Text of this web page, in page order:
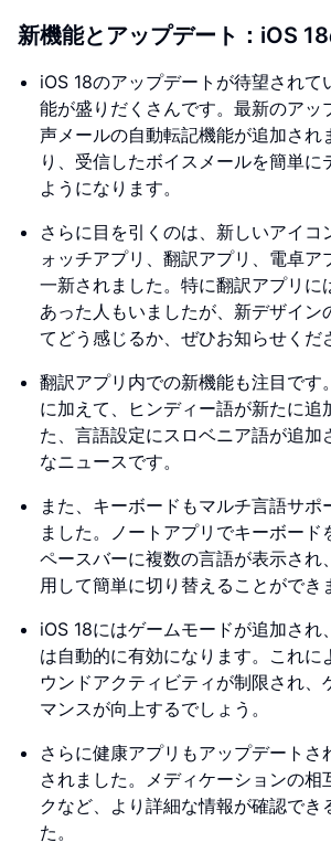
新機能とアップデート：iOS
iOS 18のアップデートが待望されて
能が盛りだくさんです。最新のアッ
声メールの自動転記機能が追加され
り、受信したボイスメールを簡単に
ようになります。
さらに目を引くのは、新しいアイコ
ォッチアプリ、翻訳アプリ、電卓ア
一新されました。特に翻訳アプリに
あった人もいましたが、新デザイン
てどう感じるか、ぜひお知らせくだ
翻訳アプリ内での新機能も注目です
に加えて、ヒンディー語が新たに追
た、言語設定にスロベニア語が追加
なニュースです。
また、キーボードもマルチ言語サポ
ました。ノートアプリでキーボード
ペースバーに複数の言語が表示さ
用して簡単に切り替えることができ
iOS 18にはゲームモードが追加され
は自動的に有効になります。これに
ウンドアクティビティが制限され、
マンスが向上するでしょう。
さらに健康アプリもアップデートさ
されました。メディケーションの相
クなど、より詳細な情報が確認でき
た。